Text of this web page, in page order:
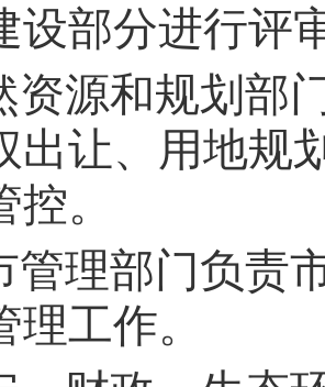
设部分进行评
资源和规划部
出让、用地规
。
管理部门负责
理工作。